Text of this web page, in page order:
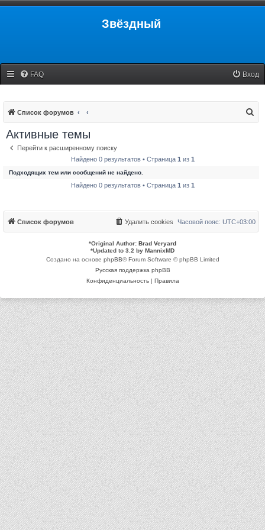
Звёздный
FAQ Вход
Список форумов
Активные темы
Перейти к расширенному поиску
Найдено 0 результатов • Страница 1 из 1
Подходящих тем или сообщений не найдено.
Найдено 0 результатов • Страница 1 из 1
Список форумов Часовой пояс: UTC+03:00
Удалить cookies
*Original Author: Brad Veryard
*Updated to 3.2 by MannixMD
Создано на основе phpBB® Forum Software © phpBB Limited
Русская поддержка phpBB
Конфиденциальность| Правила